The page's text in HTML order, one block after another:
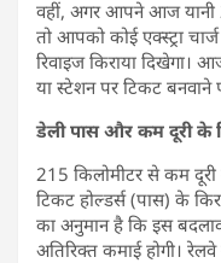
वहीं, अगर आपने आज यानी
तो आपको कोई एक्स्ट्रा
रिवाइज किराया दिखेगा।
या स्टेशन पर टिकट बनवाने
डेली पास और कम दूरी के
215 किलोमीटर से कम
टिकट होल्डर्स (पास) के
का अनुमान है कि इस
अतिरिक्त कमाई होगी।